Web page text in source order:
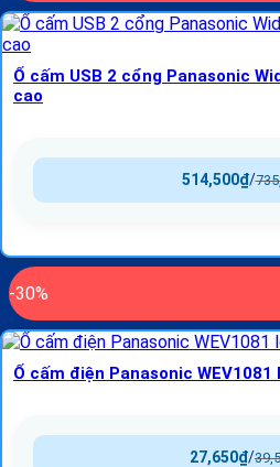
Ổ cấm USB 2 cổng Panasonic
cao
/
514,500₫
-30%
Ổ cấm điện Panasonic
/
27,650₫